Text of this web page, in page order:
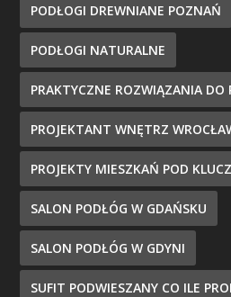
PODŁOGI DREWNIANE POZNAŃ
PODŁOGI NATURALNE
PRAKTYCZNE ROZWIĄZANIA DO
PROJEKTANT WNĘTRZ
PROJEKTY MIESZKAŃ POD KLUCZ
SALON PODŁÓG W GDAŃSKU
SALON PODŁÓG W GDYNI
SUFIT PODWIESZANY CO ILE